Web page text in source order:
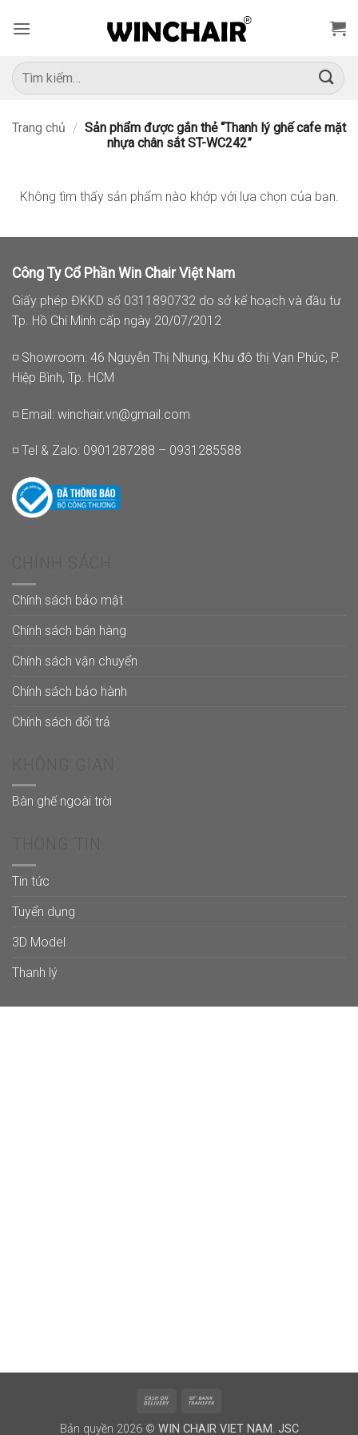
qua
dung
Tìm
kiếm:
Trang chủ / Sản phẩm được gắn thẻ “Thanh lý ghế cafe mặt
nhựa chân sắt ST-WC242”
Không tìm thấy sản phẩm nào khớp với lựa chọn của bạn.
Công Ty Cổ Phần Win Chair Việt Nam
Giấy phép ĐKKD số 0311890732 do sở kế hoạch và đầu tư
Tp. Hồ Chí Minh cấp ngày 20/07/2012
◽ Showroom: 46 Nguyễn Thị Nhung, Khu đô thị Vạn Phúc, P.
Hiệp Bình, Tp. HCM
◽ Email: winchair.vn@gmail.com
◽ Tel & Zalo: 0901287288 – 0931285588
Chính sách bảo mật
Chính sách bán hàng
Chính sách vận chuyển
Chính sách bảo hành
Chính sách đổi trả
Bàn ghế ngoài trời
Tin tức
Tuyển dụng
3D Model
Thanh lý
Cash
Bản quyền 2026 © WIN CHAIR VIET NAM. JSC